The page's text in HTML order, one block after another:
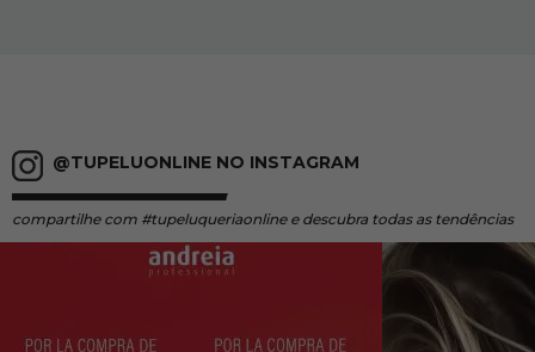
@TUPELUONLINE NO INSTAGRAM
compartilhe com #tupeluqueriaonline e descubra todas as tendências